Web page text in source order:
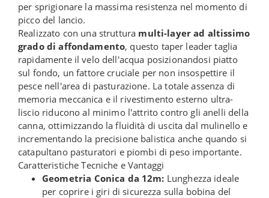
per sprigionare la massima resistenza nel momento di
picco del lancio.
Realizzato con una struttura multi-layer ad altissimo
grado di affondamento, questo taper leader taglia
rapidamente il velo dell'acqua posizionandosi piatto
sul fondo, un fattore cruciale per non insospettire il
pesce nell'area di pasturazione. La totale assenza di
memoria meccanica e il rivestimento esterno ultra-
liscio riducono al minimo l'attrito contro gli anelli della
canna, ottimizzando la fluidità di uscita dal mulinello e
incrementando la precisione balistica anche quando si
catapultano pasturatori e piombi di peso importante.
Caratteristiche Tecniche e Vantaggi
Geometria Conica da 12m: Lunghezza ideale
per coprire i giri di sicurezza sulla bobina del